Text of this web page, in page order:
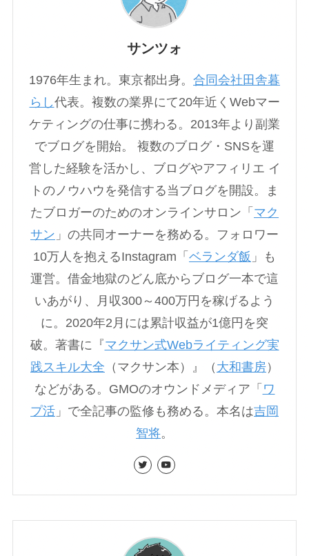
サンツォ
1976年生まれ。東京都出身。 合同会社田舎暮
らし代表。複数の業界にて20年近くWebマー
ケティングの仕事に携わる。2013年より副業
でブログを開始。 複数のブログ・SNSを運
営した経験を活かし、ブログやアフィリエ イ
トのノウハウを発信する当ブログを開設。ま
たブロガーのためのオンラインサロン「 マク
サン 」の共同オーナーを務める。フォロワー
10万人を抱えるInstagram「 ベランダ飯 」も
運営。借金地獄のどん底からブログ一本で這
いあがり、月収300～400万円を稼げるよう
に。2020年2月には累計収益が1億円を突
破。著書に『マクサン式Webライティング実
践スキル大全 （マクサン本）』（ 大和書房）
などがある。GMOのオウンドメディア「 ワ
プ活 」で全記事の監修も務める。本名は吉岡
智将。